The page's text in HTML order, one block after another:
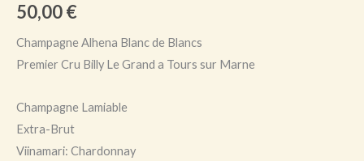
50,00€
Champagne Alhena Blanc de Blancs
Premier Cru Billy Le Grand a Tours sur Marne
Champagne Lamiable
Extra-Brut
Viinamari: Chardonnay